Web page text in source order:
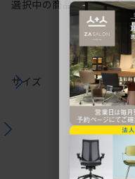
選択中の商品情報注意事項
サイズ